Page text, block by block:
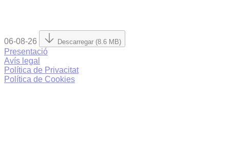
06-08-26 Descarregar (8.6 MB)
Presentació
Avís legal
Política de Privacitat
Política de Cookies